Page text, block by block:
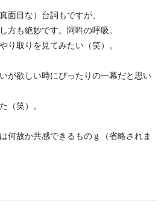
面目な）台詞もですが、
方も絶妙です。阿吽の呼吸。
り取りを見てみたい（笑）。
が欲しい時にぴったりの一幕だと思い
（笑）。
何故か共感できるものｇ（省略されま